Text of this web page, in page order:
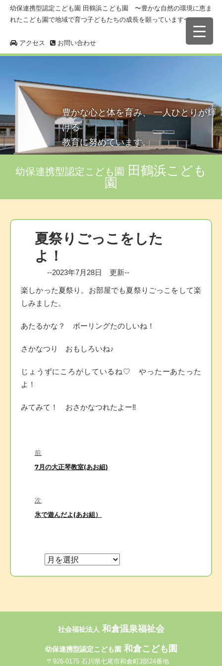
幼保連携型認定こども園 田鶴浜こども園 〜豊かな自然の環境に恵ま
れたこども園で地域で育つ子どもたちの成長を願っています〜
アクセス お問い合わせ
豊かな心と体を育み、 一人ひとりが輝
ける
教育に努めています。
幼保連携型認定こども園
田鶴浜こども
園
夏祭りごっこをした
よ！
--2023年7月28日 更新--
楽しかった夏祭り。お部屋でも夏祭りごっこをして楽
しみました。
あたるかな？ ボーリングたのしいね！
さかなつり おもしろいね♪
じょうずにころがしているね♡ やったーあたった
よ！
みてみて！ おさかなつれたよー‼
稿
ナ
ゲ
ー
前
前
稿:
7月の大正琴教室(あお組)
次
次
氷で遊んだよ(あお組）
社会福祉法人 和倉温泉福祉会
幼保連携型認定こども園和倉こども園
〒926-0175 石川県七尾市和倉町3部24番地